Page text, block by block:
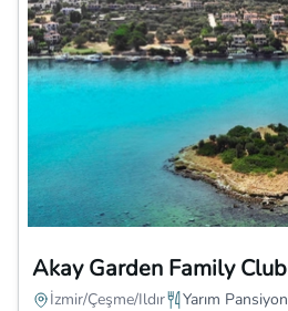
Akay Garden Family Club
İzmir/Çeşme/Ildır Yarım Pansiyon